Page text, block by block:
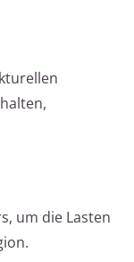
um die Lasten